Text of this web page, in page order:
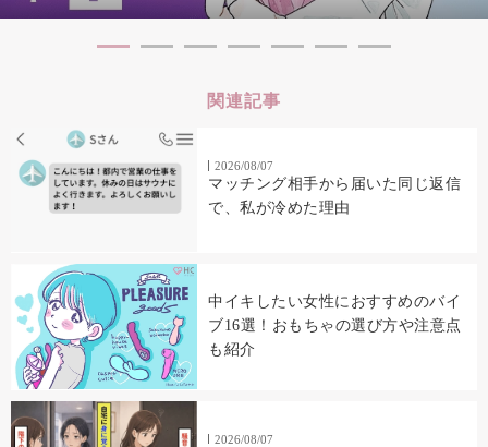
関連記事
2026/08/07
マッチング相手から届いた同じ返信
で、私が冷めた理由
中イキしたい女性におすすめのバイ
ブ16選！おもちゃの選び方や注意点
も紹介
2026/08/07